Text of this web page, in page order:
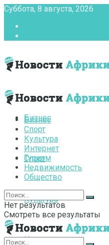
Суббота, 8 августа, 2026
Бизнес
Спорт
Культура
Интернет
Бизнес
Спорт
Культура
Интернет
Туризм
Недвижимость
Общество
Нет результатов
Смотреть все результаты